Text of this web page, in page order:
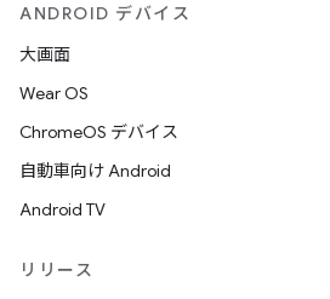
ANDROID デバイス
大画面
Wear OS
ChromeOS デバイス
自動車向け Android
Android TV
リリース